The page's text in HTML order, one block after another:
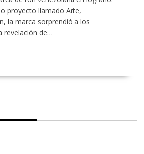
proyecto llamado Arte,
la marca sorprendió a los
revelación de…